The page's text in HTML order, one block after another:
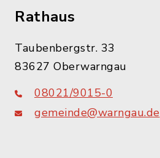
Rathaus
Taubenbergstr. 33
83627 Oberwarngau
08021/9015-0
gemeinde@warngau.de